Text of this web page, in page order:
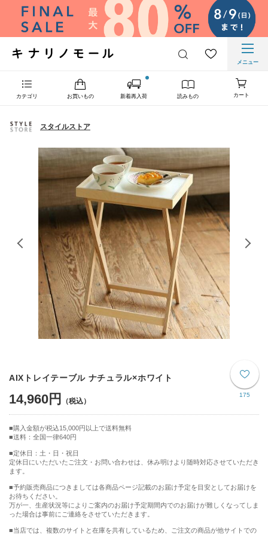
メニュー
カテゴリ お買いもの 新着再入荷 読みもの カート
スタイルストア
175
AIXトレイテーブル ナチュラル×ホワイト
14,960円
購入金額が税込15,000円以上で送料無料
送料：全国一律640円
■定休日：土・日・祝日
定休日にいただいたご注文・お問い合わせは、休み明けより随時対応させていただき
ます。
■予約販売商品につきましては各商品ページ記載のお届け予定を目安としてお届けを
お待ちください。
万が一、生産状況等によりご案内のお届け予定期間内でのお届けが難しくなってしま
った場合は事前にご連絡をさせていただきます。
■当店では、複数のサイトと在庫を共有しているため、ご注文の商品が他サイトでの